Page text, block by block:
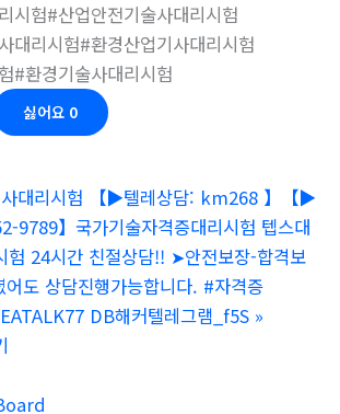
시험#산업안전기술사대리시험
대리시험#환경산업기사대리시험
#환경기술사대리시험
싫어요 0
사대리시험 【▶텔레상담: km268 】【▶
9789】국가기술자격증대리시험 텝스대
험 24시간 친절상담!! ➤안전보장-합격보
도 상담진행가능합니다. #자격증
DB해커텔레그램_f5S »